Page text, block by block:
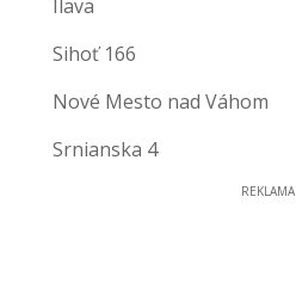
Ilava
Sihoť 166
Nové Mesto nad Váhom
Srnianska 4
REKLAMA